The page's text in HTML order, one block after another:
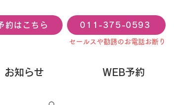
約はこちら 011-375-0593
セールスや勧誘のお電話お断り
お知らせ WEB予約